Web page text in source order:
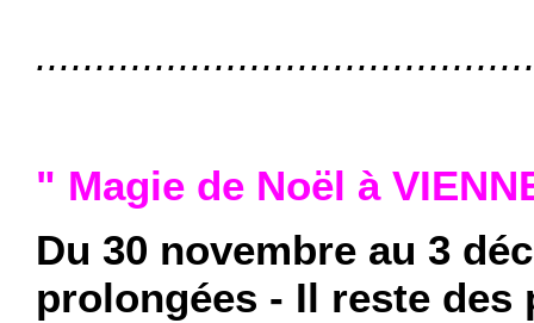
" Magie de Noël à
Du 30 novembre au 3
prolongées - Il reste des